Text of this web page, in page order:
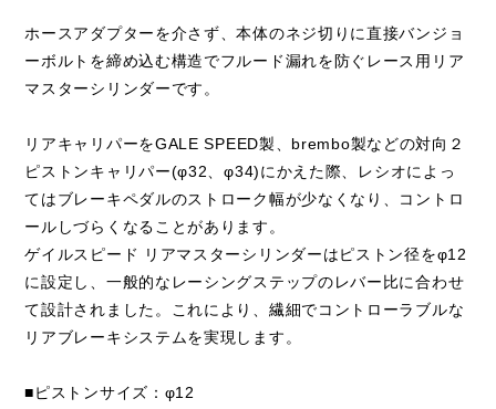
ホースアダプターを介さず、本体のネジ切りに直接バンジョ
ーボルトを締め込む構造でフルード漏れを防ぐレース用リア
マスターシリンダーです。
リアキャリパーをGALE SPEED製、brembo製などの対向２
ピストンキャリパー(φ32、φ34)にかえた際、レシオによっ
てはブレーキペダルのストローク幅が少なくなり、コントロ
ールしづらくなることがあります。
ゲイルスピード リアマスターシリンダーはピストン径をφ12
に設定し、一般的なレーシングステップのレバー比に合わせ
て設計されました。これにより、繊細でコントローラブルな
リアブレーキシステムを実現します。
■ピストンサイズ：φ12